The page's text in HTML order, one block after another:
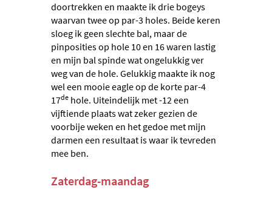
doortrekken en maakte ik drie bogeys
waarvan twee op par-3 holes. Beide keren
sloeg ik geen slechte bal, maar de
pinposities op hole 10 en 16 waren lastig
en mijn bal spinde wat ongelukkig ver
weg van de hole. Gelukkig maakte ik nog
wel een mooie eagle op de korte par-4
17de hole. Uiteindelijk met -12 een
vijftiende plaats wat zeker gezien de
voorbije weken en het gedoe met mijn
darmen een resultaat is waar ik tevreden
mee ben.
Zaterdag-maandag